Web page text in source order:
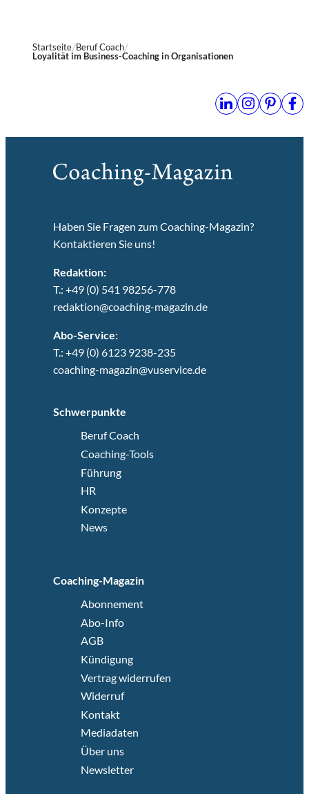
Startseite Beruf Coach
Loyalität im Business-Coaching in Organisationen
Haben Sie Fragen zum Coaching-Magazin?
Kontaktieren Sie uns!
Redaktion:
T.: +49 (0) 541 98256-778
redaktion@coaching-magazin.de
Abo-Service:
T.: +49 (0) 6123 9238-235
coaching-magazin@vuservice.de
Schwerpunkte
Beruf Coach
Coaching-Tools
Führung
HR
Konzepte
News
Coaching-Magazin
Abonnement
Abo-Info
AGB
Kündigung
Vertrag widerrufen
Widerruf
Kontakt
Mediadaten
Über uns
Newsletter